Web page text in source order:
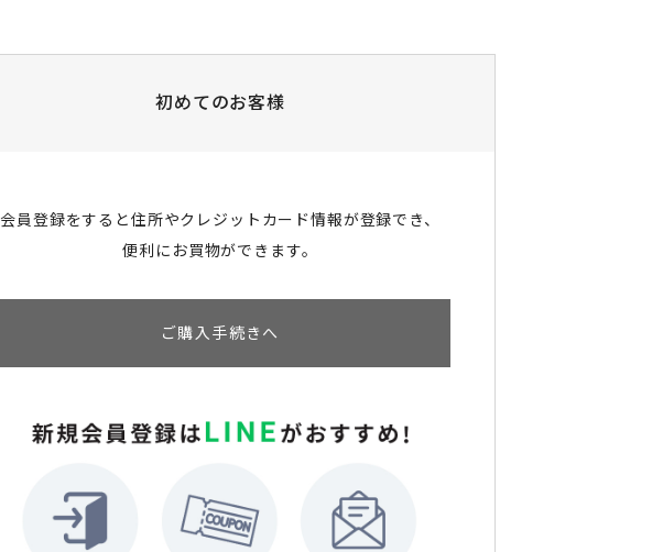
初めてのお客様
会員登録をすると住所やクレジットカード情報が登録でき、
便利にお買物ができます。
ご購入手続きへ